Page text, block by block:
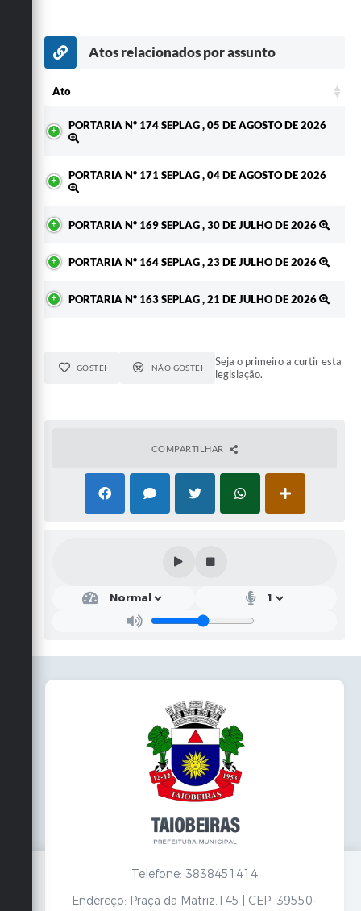
Atos relacionados por assunto
Ato
PORTARIA Nº 174 SEPLAG , 05 DE AGOSTO DE 2026
PORTARIA Nº 171 SEPLAG , 04 DE AGOSTO DE 2026
PORTARIA Nº 169 SEPLAG , 30 DE JULHO DE 2026
PORTARIA Nº 164 SEPLAG , 23 DE JULHO DE 2026
PORTARIA Nº 163 SEPLAG , 21 DE JULHO DE 2026
GOSTEI NÃO GOSTEI
Seja o primeiro a curtir esta
legislação.
COMPARTILHAR
Telefone: 3838451414
Endereço: Praça da Matriz,145 | CEP: 39550-